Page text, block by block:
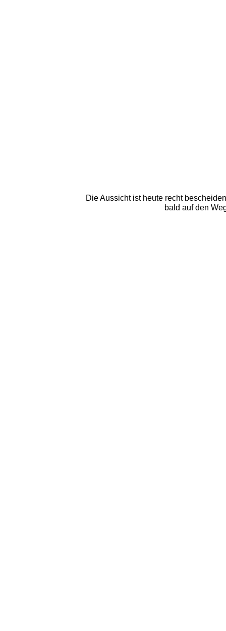
Die Aussicht ist heute recht
bald auf den